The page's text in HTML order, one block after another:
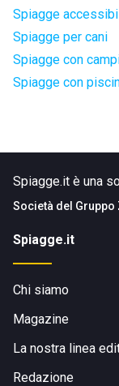
Spiagge
Spiagge per cani
Spiagge con
Spiagge con
Spiagge.it è una
Società del Gruppo
Spiagge.it
Chi siamo
Magazine
La nostra linea
Redazione